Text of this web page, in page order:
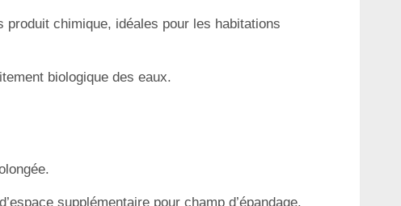
chimique, idéales pour les habitations
biologique des eaux.
supplémentaire pour champ d’épandage.